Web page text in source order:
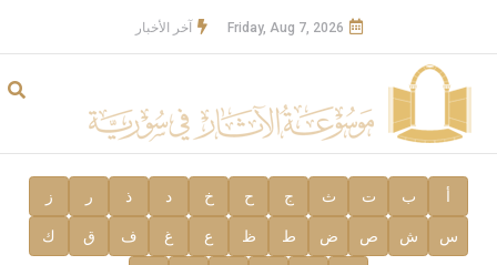
Friday, Aug 7, 2026 آخر الأخبار
أ ب ت ث ج ح خ د ذ ر ز
س ش ص ض ط ظ ع غ ف ق ك